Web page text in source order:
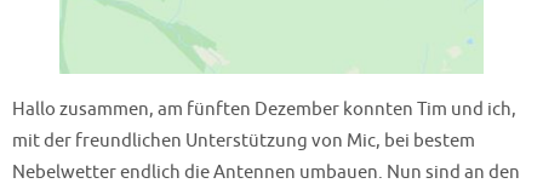
Hallo zusammen, am fünften Dezember konnten Tim und ich,
mit der freundlichen Unterstützung von Mic, bei bestem
Nebelwetter endlich die Antennen umbauen. Nun sind an den